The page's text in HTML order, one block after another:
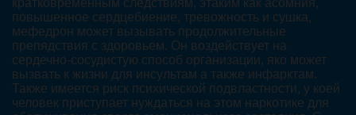
кратковременным следствиям, этаким как асомния,
повышенное сердцебиение, тревожность и сушка,
мефедрон может вызывать продолжительные
препядствия с здоровьем. Он воздействует на
сердечно-сосудистую способ организации, яко может
вызвать к жизни для инсультам а также инфарктам.
Также имеется риск психической подвластности, у коей
человек приступает нуждаться на этом наркотике для